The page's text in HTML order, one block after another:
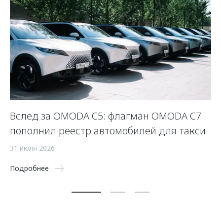
Вслед за OMODA C5: флагман OMODA C7
пополнил реестр автомобилей для такси
31 июля 2026
Подробнее